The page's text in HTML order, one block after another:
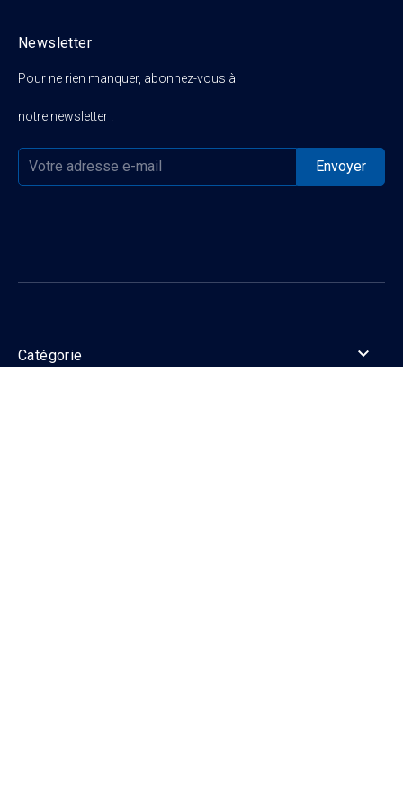
Pour ne rien manquer, abonnez-vous à
notre newsletter !
Newsletter
Catégorie 